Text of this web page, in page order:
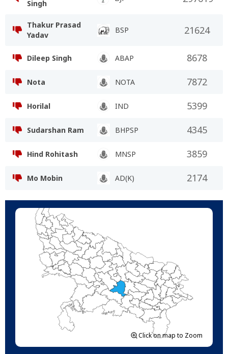
Singh
Thakur Prasad
Yadav
BSP 21624
Dileep Singh ABAP 8678
Nota NOTA 7872
Horilal IND 5399
Sudarshan Ram BHPSP 4345
Hind Rohitash MNSP 3859
Mo Mobin AD(K) 2174
Click on map to Zoom